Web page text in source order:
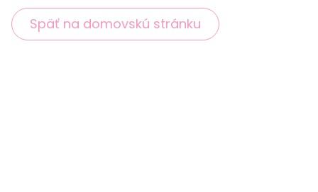
Späť na domovskú stránku